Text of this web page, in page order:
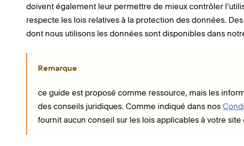
doivent également leur permettre de mieux contrôler
respecte les lois relatives à la protection des données.
dont nous utilisons les données sont disponibles dans
Remarque
ce guide est proposé comme ressource, mais les
des conseils juridiques. Comme indiqué dans nos
fournit aucun conseil sur les lois applicables à votre site